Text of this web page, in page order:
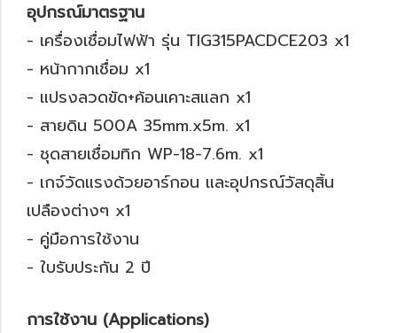
อุปกรณ์มาตรฐาน
- เครื่องเชื่อมไฟฟ้า รุ่น TIG315PACDCE203 x1
- หน้ากากเชื่อม x1
- แปรงลวดขัด+ค้อนเคาะสแลก x1
- สายดิน 500A 35mm.x5m. x1
- ชุดสายเชื่อมทิก WP-18-7.6m. x1
- เกจ์วัดแรงด้วยอาร์กอน และอุปกรณ์วัสดุสิ้น
เปลืองต่างๆ x1
- คู่มือการใช้งาน
- ใบรับประกัน 2 ปี
การใช้งาน (Applications)